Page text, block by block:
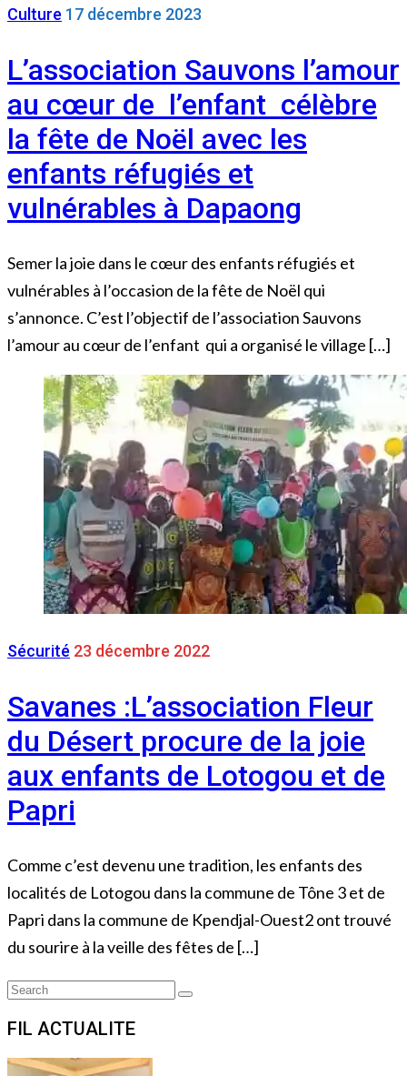
Culture 17 décembre 2023
L’association Sauvons l’amour
au cœur de l’enfant célèbre
la fête de Noël avec les
enfants réfugiés et
vulnérables à Dapaong
Semer la joie dans le cœur des enfants réfugiés et
vulnérables à l’occasion de la fête de Noël qui
s’annonce. C’est l’objectif de l’association Sauvons
l’amour au cœur de l’enfant qui a organisé le village […]
Sécurité 23 décembre 2022
Savanes :L’association Fleur
du Désert procure de la joie
aux enfants de Lotogou et de
Papri
Comme c’est devenu une tradition, les enfants des
localités de Lotogou dans la commune de Tône 3 et de
Papri dans la commune de Kpendjal-Ouest2 ont trouvé
du sourire à la veille des fêtes de […]
Search
Search
FIL ACTUALITE